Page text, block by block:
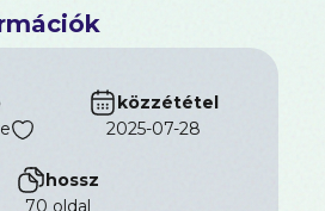
A pénzügyi stressz hatása a
és önértékelésre. A
hiedelmek és traumák
Hogyan alakul ki az
énkép? Eszközök a
és a mentális stabilitás
Pszichológiai stratégiák az
és a jólét megteremtéséhez
közzététel
2025-07-28
hossz
70 oldal